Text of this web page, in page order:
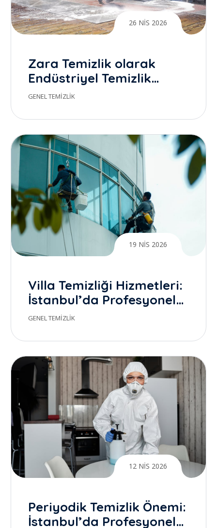
26 NIS 2026
Zara Temizlik olarak
Endüstriyel Temizlik
hizmetlerimizle
GENEL TEMIZLIK
19 NIS 2026
Villa Temizliği Hizmetleri:
İstanbul’da Profesyonel
Temizlik ile Gerçek Farkı
GENEL TEMIZLIK
12 NIS 2026
Periyodik Temizlik Önemi:
İstanbul’da Profesyonel